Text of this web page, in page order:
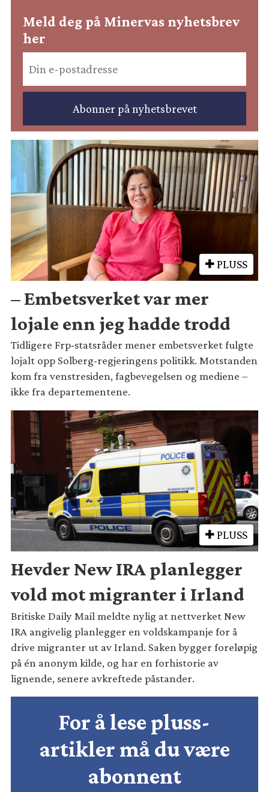
Meld deg på Minervas nyhetsbrev
her
PLUSS
– Embetsverket var mer
lojale enn jeg hadde trodd
Tidligere Frp-statsråder mener embetsverket fulgte
lojalt opp Solberg-regjeringens politikk. Motstanden
kom fra venstresiden, fagbevegelsen og mediene –
ikke fra departementene.
PLUSS
Hevder New IRA planlegger
vold mot migranter i Irland
Britiske Daily Mail meldte nylig at nettverket New
IRA angivelig planlegger en voldskampanje for å
drive migranter ut av Irland. Saken bygger foreløpig
på én anonym kilde, og har en forhistorie av
lignende, senere avkreftede påstander.
For å lese pluss-
artikler må du være
abonnent